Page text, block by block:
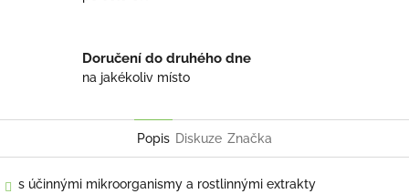
Doručení do druhého dne
na jakékoliv místo
Popis Diskuze Značka
s účinnými mikroorganismy a rostlinnými extrakty